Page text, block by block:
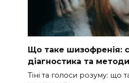
Що таке шизофренія:
діагностика та
Тіні та голоси розуму: що